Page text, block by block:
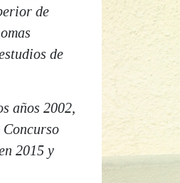
de
de
años 2002,
2015 y